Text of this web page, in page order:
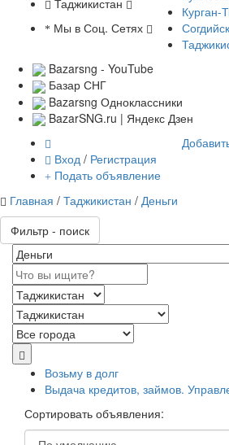
Таджикистан
Мы в Соц. Сетях
Курган-
Bazarsng - YouTube
Базар СНГ
Bazarsng Одноклассники
BazarSNG.ru | Яндекс Дзен
Вход / Регистрация
Подать объявление
Главная / Таджикистан / Деньги
Фильтр - поиск
Возьму в долг
Выдача кредитов, займов.
Сортировать объявления: